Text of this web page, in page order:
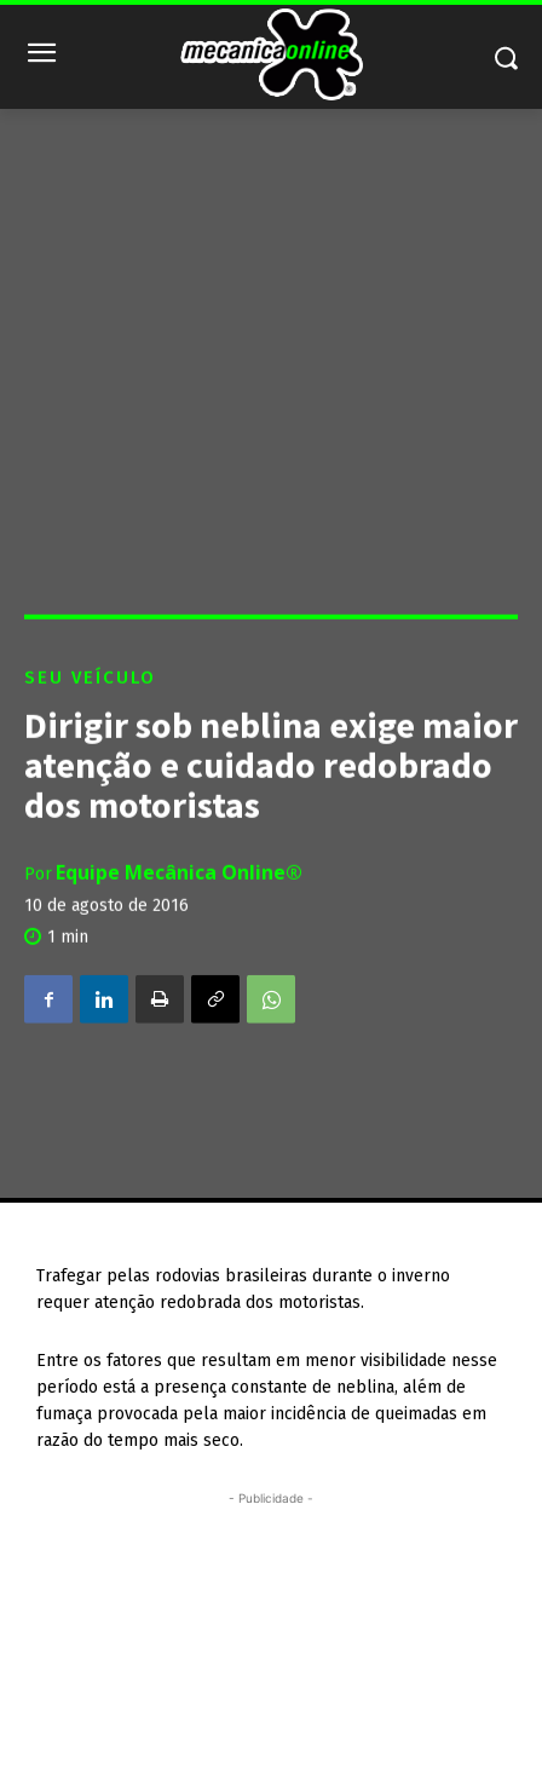
SEU VEÍCULO
Dirigir sob neblina exige maior
atenção e cuidado redobrado
dos motoristas
Por Equipe Mecânica Online®
10 de agosto de 2016
1 min
Trafegar pelas rodovias brasileiras durante o inverno
requer atenção redobrada dos motoristas.
Entre os fatores que resultam em menor visibilidade nesse
período está a presença constante de neblina, além de
fumaça provocada pela maior incidência de queimadas em
razão do tempo mais seco.
- Publicidade -